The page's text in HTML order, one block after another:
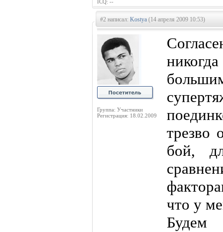
ICQ: --
#2 написал: Kostya (14 апреля 2009 10:53)
Группа: Участники
Регистрация: 18.02.2009
трезво
бой,
что у